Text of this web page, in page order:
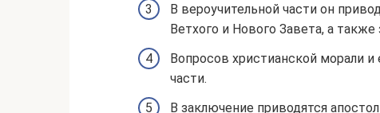
В вероучительной части он
Ветхого и Нового Завета, а также
Вопросов христианской морали
части.
В заключение приводятся